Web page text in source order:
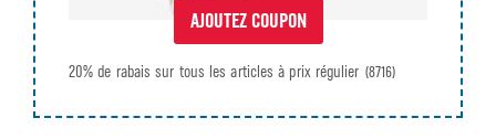
AJOUTEZ COUPON
20% de rabais sur tous les articles à prix régulier (8716)